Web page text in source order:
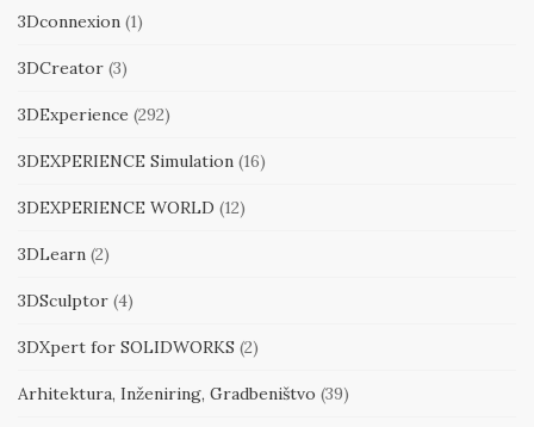
3Dconnexion (1)
3DCreator (3)
3DExperience (292)
3DEXPERIENCE Simulation (16)
3DEXPERIENCE WORLD (12)
3DLearn (2)
3DSculptor (4)
3DXpert for SOLIDWORKS (2)
Arhitektura, Inženiring, Gradbeništvo (39)